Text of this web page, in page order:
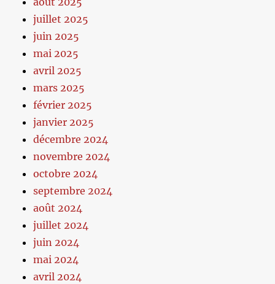
juillet 2025
juin 2025
mai 2025
avril 2025
mars 2025
février 2025
janvier 2025
décembre 2024
novembre 2024
octobre 2024
septembre 2024
août 2024
juillet 2024
juin 2024
mai 2024
avril 2024